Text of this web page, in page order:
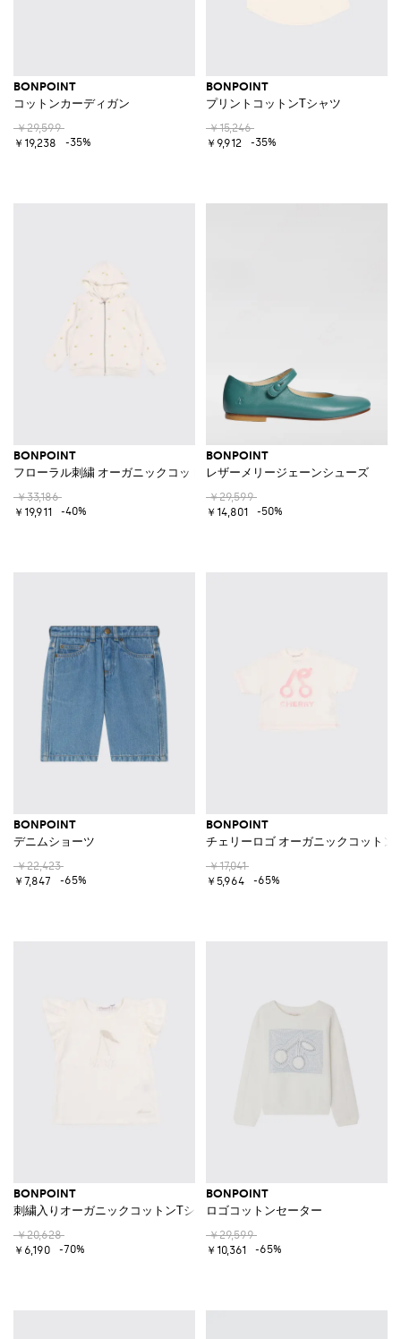
BONPOINT
コットンカーディガン
￥29,599
￥19,238
-35%
BONPOINT
プリントコットンTシャツ
￥15,246
￥9,912
-35%
BONPOINT
フローラル刺繍 オーガニックコットンフーディー
￥33,186
￥19,911
-40%
BONPOINT
レザーメリージェーンシューズ
￥29,599
￥14,801
-50%
BONPOINT
デニムショーツ
￥22,423
￥7,847
-65%
BONPOINT
チェリーロゴ オーガニックコットン
￥17,041
￥5,964
-65%
BONPOINT
刺繍入りオーガニックコットンTシャツ
￥20,628
￥6,190
-70%
BONPOINT
ロゴコットンセーター
￥29,599
￥10,361
-65%